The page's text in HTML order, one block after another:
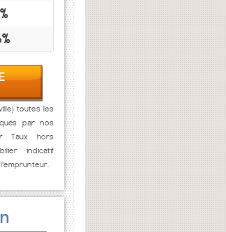
toutes les
par nos
Taux hors
indicatif